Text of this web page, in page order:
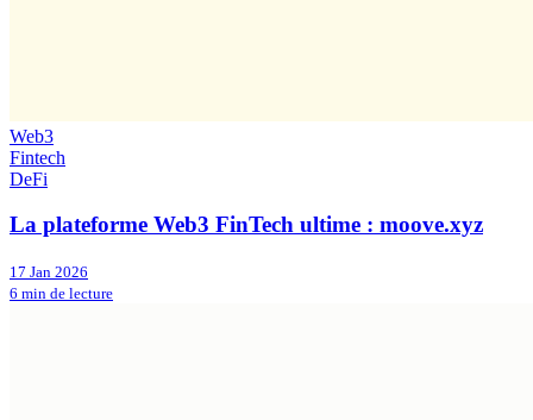
Web3
Fintech
DeFi
La plateforme Web3 FinTech ultime : moove.xyz
17 Jan 2026
6 min de lecture